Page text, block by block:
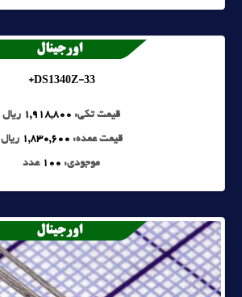
DS1340Z-33+
قیمت تکی: 1,918,800 ریال
قیمت عمده: 1,830,600 ریال
موجودی: 100 عدد